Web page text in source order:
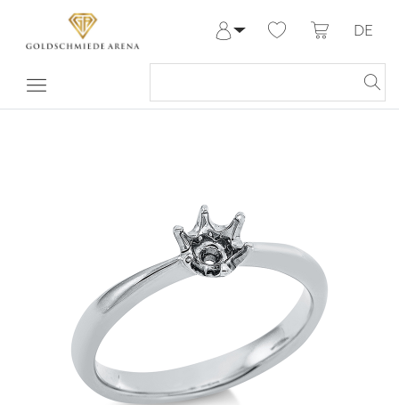
Meine Bestellungen
DE